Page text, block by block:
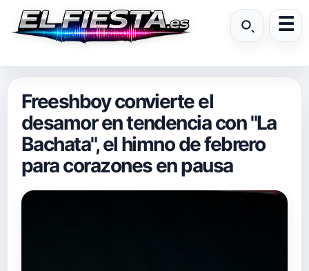
Freeshboy convierte el
desamor en tendencia con "La
Bachata", el himno de febrero
para corazones en pausa